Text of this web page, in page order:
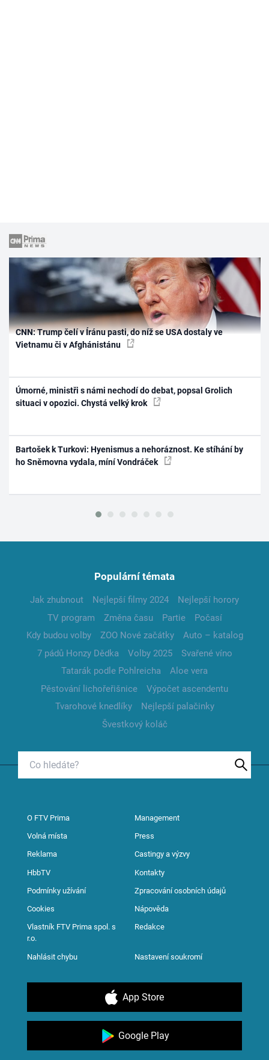
CNN: Trump čelí v Íránu pasti, do níž se USA dostaly ve
Vietnamu či v Afghánistánu
Úmorné, ministři s námi nechodí do debat, popsal Grolich
situaci v opozici. Chystá velký krok
Bartošek k Turkovi: Hyenismus a nehoráznost. Ke stíhání by
ho Sněmovna vydala, míní Vondráček
Populární témata
Jak zhubnout Nejlepší filmy 2024
Nejlepší horory
TV program
Změna času Partie
Počasí
Kdy budou volby
ZOO Nové začátky
Auto – katalog
7 pádů Honzy Dědka
Volby 2025
Svařené víno
Tatarák podle Pohlreicha
Aloe vera
Pěstování lichořeřišnice
Výpočet ascendentu
Tvarohové knedlíky
Nejlepší palačinky
Švestkový koláč
O FTV Prima Management
Volná místa Press
Reklama Castingy a výzvy
HbbTV Kontakty
Podmínky užívání Zpracování osobních údajů
Cookies Nápověda
Vlastník FTV Prima spol. s
r.o.
Redakce
Nahlásit chybu Nastavení soukromí
App Store
Google Play